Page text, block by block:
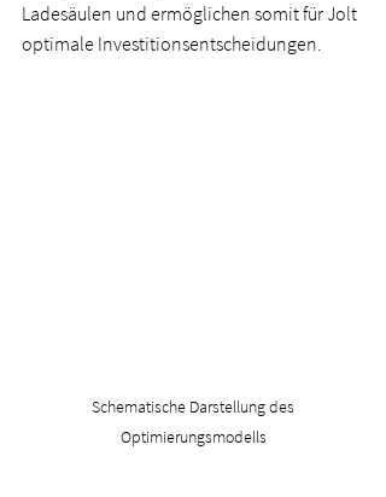
Ladesäulen und ermöglichen somit für Jolt
optimale Investitionsentscheidungen.
Schematische Darstellung des
Optimierungsmodells